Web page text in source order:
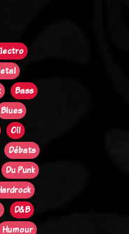
Bass
Blues
Oi!
Débats
Du Punk
D&B
Humour